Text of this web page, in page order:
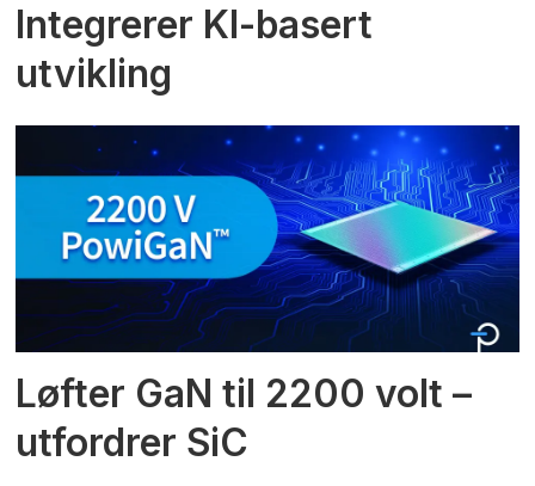
Integrerer KI-basert
utvikling
Løfter GaN til 2200 volt –
utfordrer SiC